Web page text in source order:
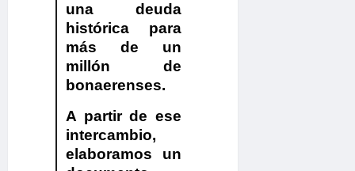
una deuda
histórica para
más de un
millón de
bonaerenses.
A partir de ese
intercambio,
elaboramos un